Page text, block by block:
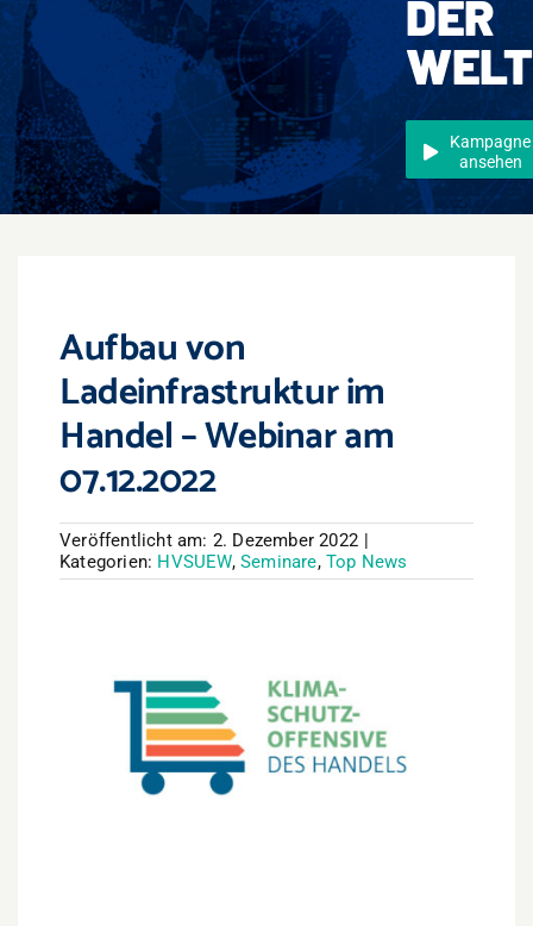
Events
Überregional
Jobs
Newsletter
DER
WELT
Kampagne
ansehen
Aufbau von
Ladeinfrastruktur im
Handel – Webinar am
07.12.2022
Veröffentlicht am: 2. Dezember 2022 |
Kategorien: HVSUEW,Seminare,Top News